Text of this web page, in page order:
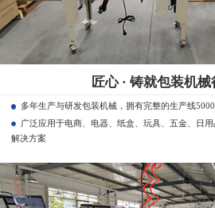
匠心 · 铸就包装机
多年生产与研发包装机械，拥有完整的生产线
广泛应用于电商、电器、纸盒、玩具、五金、日
解决方案